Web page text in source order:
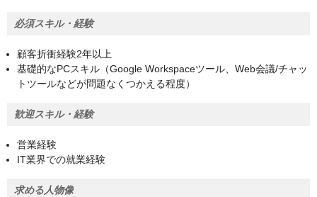
必須スキル・経験
顧客折衝経験2年以上
基礎的なPCスキル（Google Workspaceツール、Web会議/チャッ
トツールなどが問題なくつかえる程度）
歓迎スキル・経験
営業経験
IT業界での就業経験
求める人物像